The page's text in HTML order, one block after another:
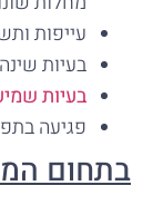
עייפות
בעיות שינה
בעיות
פגיעה
בתחום